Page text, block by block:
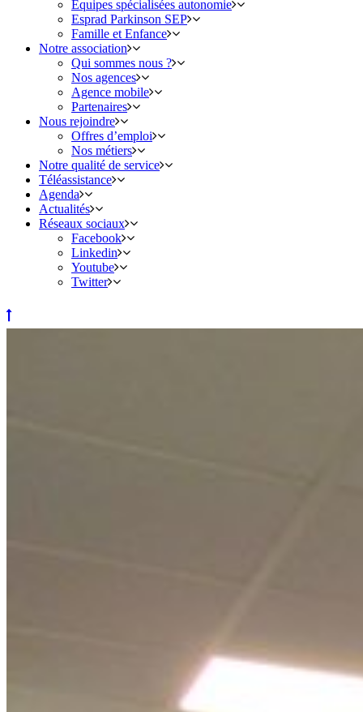
Équipes spécialisées autonomie
Esprad Parkinson SEP
Famille et Enfance
Notre association
Qui sommes nous ?
Nos agences
Agence mobile
Partenaires
Nous rejoindre
Offres d’emploi
Nos métiers
Notre qualité de service
Téléassistance
Agenda
Actualités
Réseaux sociaux
Facebook
Linkedin
Youtube
Twitter